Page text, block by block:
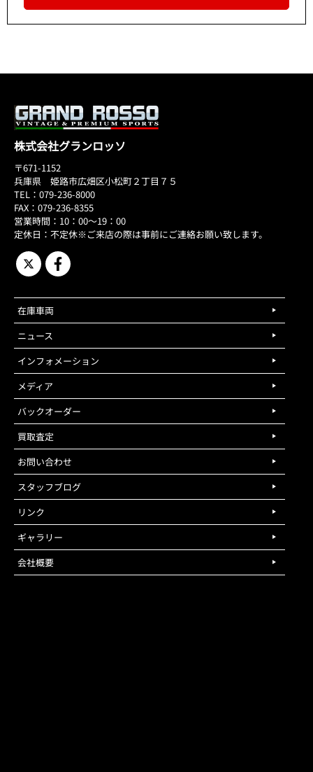
株式会社グランロッソ
〒671-1152
兵庫県 姫路市広畑区小松町２丁目７５
TEL：079-236-8000
FAX：079-236-8355
営業時間：10：00～19：00
定休日：不定休※ご来店の際は事前にご連絡お願い致します。
在庫車両
ニュース
インフォメーション
メディア
バックオーダー
買取査定
お問い合わせ
スタッフブログ
リンク
ギャラリー
会社概要